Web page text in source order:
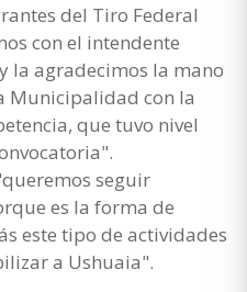
del Tiro Federal
con el intendente
la agradecimos la mano
Municipalidad con la
que tuvo nivel
seguir
es la forma de
este tipo de actividades
a Ushuaia".